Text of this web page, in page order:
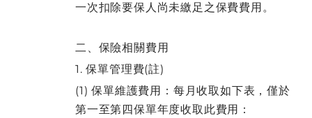
一次扣除要保人尚未繳足之保費費用。
二、保險相關費用
1. 保單管理費(註)
(1) 保單維護費用：每月收取如下表，僅於
第一至第四保單年度收取此費用：